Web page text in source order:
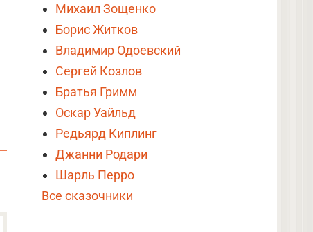
Михаил Зощенко
Борис Житков
Владимир Одоевский
Сергей Козлов
Братья Гримм
Оскар Уайльд
Редьярд Киплинг
Джанни Родари
Шарль Перро
Все сказочники